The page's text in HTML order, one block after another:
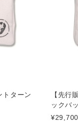
トターン
【先行
ックバ
¥29,700